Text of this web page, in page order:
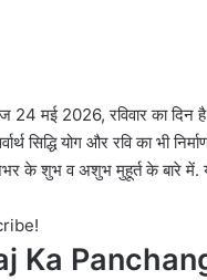
मई 2026, रविवार का दिन
सिद्धि योग और रवि का भी
के शुभ व अशुभ मुहूर्त के बारे में.
Ka